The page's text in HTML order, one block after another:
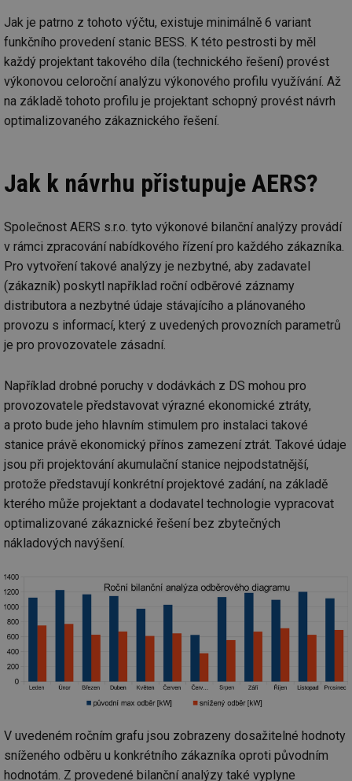
Jak je patrno z tohoto výčtu, existuje minimálně 6 variant
funkčního provedení stanic BESS. K této pestrosti by měl
každý projektant takového díla (technického řešení) provést
výkonovou celoroční analýzu výkonového profilu využívání. Až
na základě tohoto profilu je projektant schopný provést návrh
optimalizovaného zákaznického řešení.
Jak k návrhu přistupuje AERS?
Společnost AERS s.r.o. tyto výkonové bilanční analýzy provádí
v rámci zpracování nabídkového řízení pro každého zákazníka.
Pro vytvoření takové analýzy je nezbytné, aby zadavatel
(zákazník) poskytl například roční odběrové záznamy
distributora a nezbytné údaje stávajícího a plánovaného
provozu s informací, který z uvedených provozních parametrů
je pro provozovatele zásadní.
Například drobné poruchy v dodávkách z DS mohou pro
provozovatele představovat výrazné ekonomické ztráty,
a proto bude jeho hlavním stimulem pro instalaci takové
stanice právě ekonomický přínos zamezení ztrát. Takové údaje
jsou při projektování akumulační stanice nejpodstatnější,
protože představují konkrétní projektové zadání, na základě
kterého může projektant a dodavatel technologie vypracovat
optimalizované zákaznické řešení bez zbytečných
nákladových navýšení.
V uvedeném ročním grafu jsou zobrazeny dosažitelné hodnoty
sníženého odběru u konkrétního zákazníka oproti původním
hodnotám. Z provedené bilanční analýzy také vyplyne